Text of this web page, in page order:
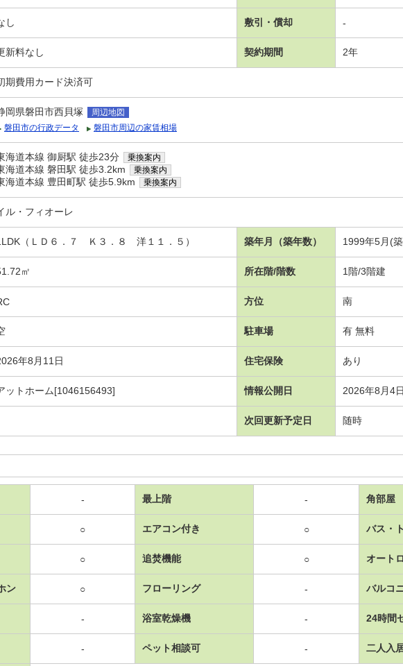
し 敷引・償却 -
新料なし 契約期間 2年
期費用カード決済可
岡県磐田市西貝塚
周辺地図
磐田市の行政データ
磐田市周辺の家賃相場
海道本線 御厨駅 徒歩23分 乗換案内
海道本線 磐田駅 徒歩3.2km 乗換案内
海道本線 豊田町駅 徒歩5.9km 乗換案内
ル・フィオーレ
（ＬＤ６．７ Ｋ３．８ 洋１１．５） 築年月（築年数） 1999年5月(
㎡ 所在階/階数 1階/3階建
方位 南
駐車場 有 無料
年8月11日 住宅保険 あり
ットホーム[1046156493] 情報公開日 2026年8月4日
次回更新予定日 随時
- 最上階 - 角部屋
○ エアコン付き ○ バス・
○ 追焚機能 ○ オート
ン ○ フローリング - バルコ
- 浴室乾燥機 - 24時間
- ペット相談可 - 二人入